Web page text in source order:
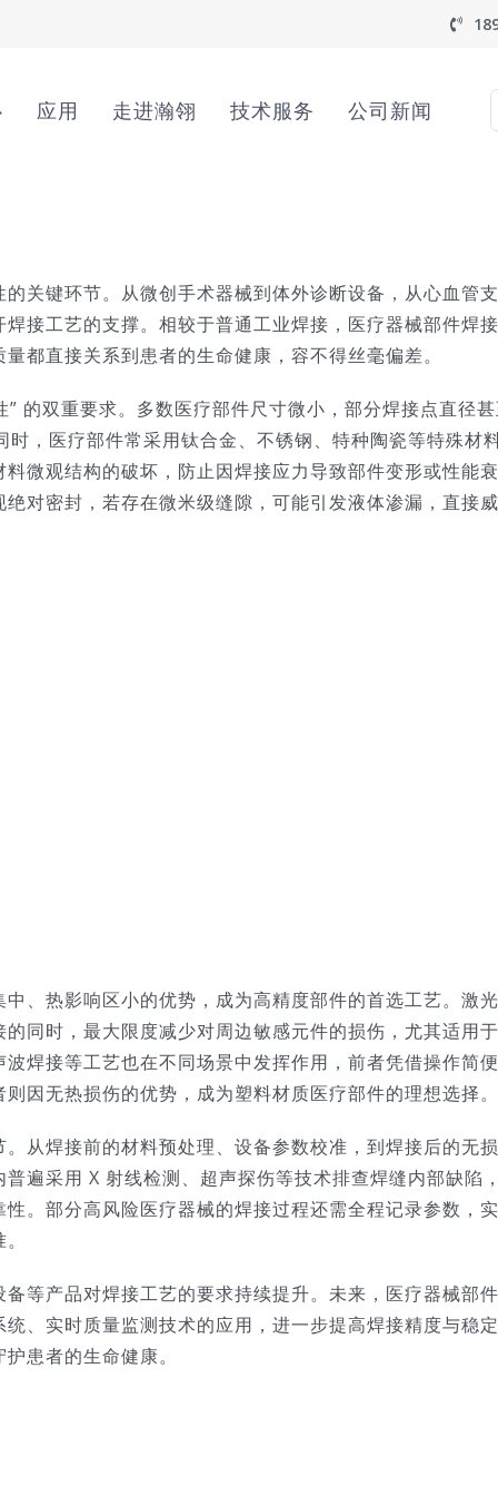
应用 走进瀚翎 技术服务 公司新闻
关键环节。从微创手术器械到体外诊断设备，从心血管
接工艺的支撑。相较于普通工业焊接，医疗器械部件焊
都直接关系到患者的生命健康，容不得丝毫偏差。​
的双重要求。多数医疗部件尺寸微小，部分焊接点直径
，医疗部件常采用钛合金、不锈钢、特种陶瓷等特殊材
微观结构的破坏，防止因焊接应力导致部件变形或性能衰
对密封，若存在微米级缝隙，可能引发液体渗漏，直接
、热影响区小的优势，成为高精度部件的首选工艺。激
同时，最大限度减少对周边敏感元件的损伤，尤其适用
焊接等工艺也在不同场景中发挥作用，前者凭借操作简
因无热损伤的优势，成为塑料材质医疗部件的理想选择。​
从焊接前的材料预处理、设备参数校准，到焊接后的无
遍采用 X 射线检测、超声探伤等技术排查焊缝内部缺陷
。部分高风险医疗器械的焊接过程还需全程记录参数，
等产品对焊接工艺的要求持续提升。未来，医疗器械部
、实时质量监测技术的应用，进一步提高焊接精度与稳定
患者的生命健康。​